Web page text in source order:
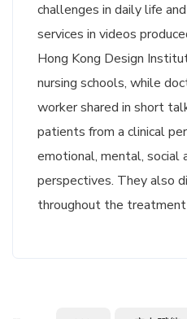
challenges in daily life
services in videos
Hong Kong Design
nursing schools, while
worker shared in short
patients from a clinical
emotional, mental, social
perspectives. They also
throughout the treatment